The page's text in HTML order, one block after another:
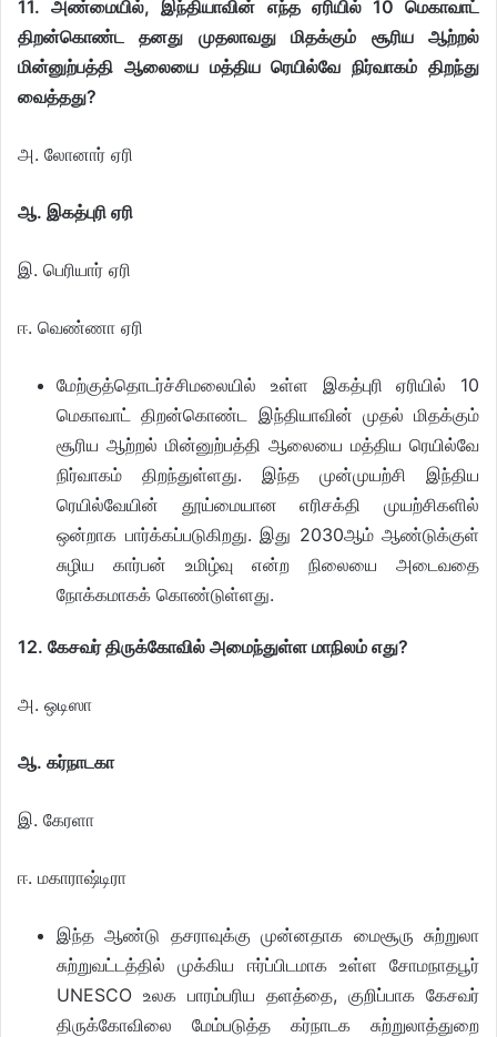
11. அண்மையில், இந்தியாவின் எந்த ஏரியில் 10 மெகாவாட்
திறன்கொண்ட தனது முதலாவது மிதக்கும் சூரிய ஆற்றல்
மின்னுற்பத்தி ஆலையை மத்திய ரெயில்வே நிர்வாகம் திறந்து
வைத்தது?
அ. லோனார் ஏரி
ஆ. இகத்புரி ஏரி
இ. பெரியார் ஏரி
ஈ. வெண்ணா ஏரி
மேற்குத்தொடர்ச்சிமலையில் உள்ள இகத்புரி ஏரியில் 10
மெகாவாட் திறன்கொண்ட இந்தியாவின் முதல் மிதக்கும்
சூரிய ஆற்றல் மின்னுற்பத்தி ஆலையை மத்திய ரெயில்வே
நிர்வாகம் திறந்துள்ளது. இந்த முன்முயற்சி இந்திய
ரெயில்வேயின் தூய்மையான எரிசக்தி முயற்சிகளில்
ஒன்றாக பார்க்கப்படுகிறது. இது 2030ஆம் ஆண்டுக்குள்
சுழிய கார்பன் உமிழ்வு என்ற நிலையை அடைவதை
நோக்கமாகக் கொண்டுள்ளது.
12. கேசவர் திருக்கோவில் அமைந்துள்ள மாநிலம் எது?
அ. ஒடிஸா
ஆ. கர்நாடகா
இ. கேரளா
ஈ. மகாராஷ்டிரா
இந்த ஆண்டு தசராவுக்கு முன்னதாக மைசூரு சுற்றுலா
சுற்றுவட்டத்தில் முக்கிய ஈர்ப்பிடமாக உள்ள சோமநாதபூர்
UNESCO உலக பாரம்பரிய தளத்தை, குறிப்பாக கேசவர்
திருக்கோவிலை மேம்படுத்த கர்நாடக சுற்றுலாத்துறை